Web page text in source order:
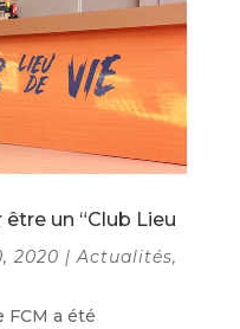
un “Club Lieu
2020 |Actualités,
FCM a été